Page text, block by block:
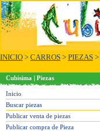
INICIO > CARROS > PIEZAS >
Cubisima | Piezas
Inicio
Buscar piezas
Publicar venta de piezas
Publicar compra de Pieza